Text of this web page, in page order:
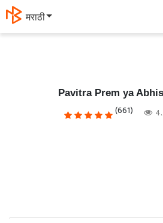
मराठी
Pavitra Prem ya
(661)